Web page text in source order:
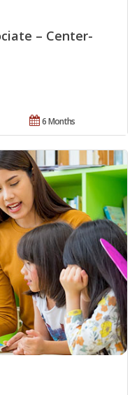
– Center-
6 Months